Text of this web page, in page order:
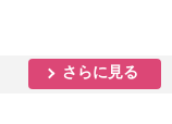
さらに見る